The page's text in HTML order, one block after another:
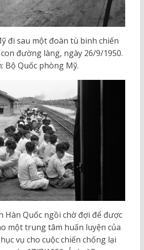
đi sau một đoàn tù binh chiến
đường làng, ngày 26/9/1950.
Bộ Quốc phòng Mỹ.
Hàn Quốc ngồi chờ đợi để được
một trung tâm huấn luyện của
vụ cho cuộc chiến chống lại